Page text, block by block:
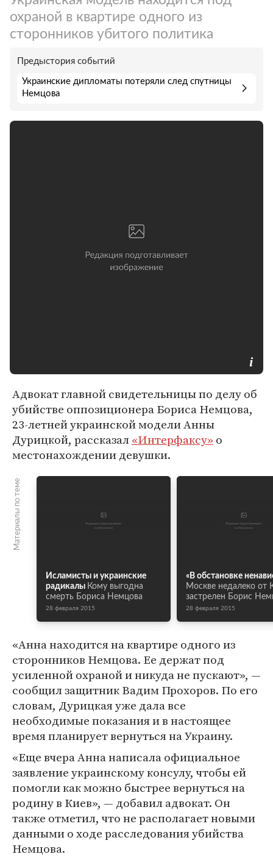
охраной в квартире одного из
сторонников убитого политика
Предыстория событий
Украинские дипломаты потеряли след спутницы
Немцова
Адвокат главной свидетельницы по делу об
убийстве оппозиционера Бориса Немцова,
23-летней украинской модели Анны
Дурицкой, рассказал«Интерфаксу» о
местонахождении девушки.
Материалы по теме
Исламисты и украинские
радикалы Кому выгодна
смерть Бориса Немцова
28 февраля 2015
«В обстановке
Москве недалеко от
застрелен Борис
28 февраля 2015
«Анна находится на квартире одного из
сторонников Немцова. Ее держат под
усиленной охраной и никуда не пускают», —
сообщил защитник Вадим Прохоров. По его
словам, Дурицкая уже дала все
необходимые показания и в настоящее
время планирует вернуться на Украину.
«Еще вчера Анна написала официальное
заявление украинскому консулу, чтобы ей
помогли как можно быстрее вернуться на
родину в Киев», — добавил адвокат. Он
также отметил, что не располагает новыми
данными о ходе расследования убийства
Немцова.